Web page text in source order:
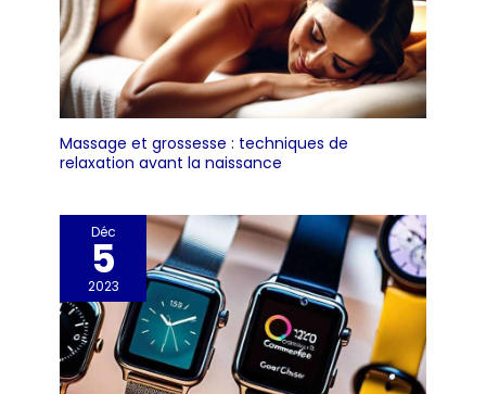
Massage et grossesse : techniques de
relaxation avant la naissance
Déc
5
2023